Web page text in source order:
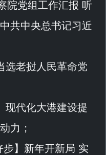
院党组工作汇报 听
共中央总书记习近
选老挝人民革命党
现代化大港建设提
力；
步】新年开新局 实